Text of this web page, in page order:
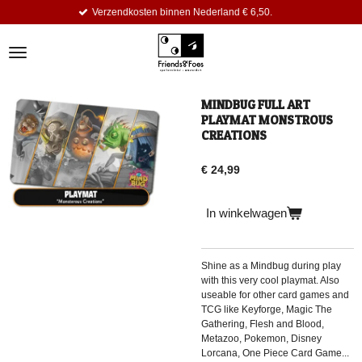
de
Verzendkosten binnen Nederland € 6,50.
MINDBUG FULL ART
PLAYMAT MONSTROUS
CREATIONS
€ 24,99
In winkelwagen
Shine as a Mindbug during play
with this very cool playmat. Also
useable for other card games and
TCG like Keyforge, Magic The
Gathering, Flesh and Blood,
Metazoo, Pokemon, Disney
Lorcana, One Piece Card Game...